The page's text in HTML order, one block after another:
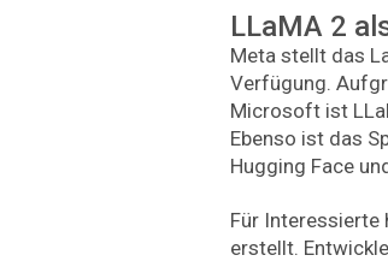
LLaMA 2
Meta stellt das
Verfügung.
Microsoft ist
Ebenso ist das
Hugging Face
Für Interessierte
erstellt.